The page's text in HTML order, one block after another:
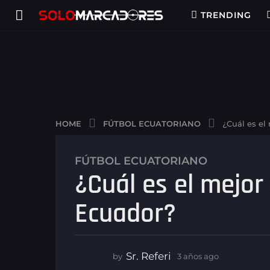
TRENDING
HOME FÚTBOL ECUATORIANO ¿Cuál es
3
a
ñ
o
s
FÚTBOL ECUATORIANO
¿Cuál es el
Ecuador?
by Sr. Referi 3 años ago